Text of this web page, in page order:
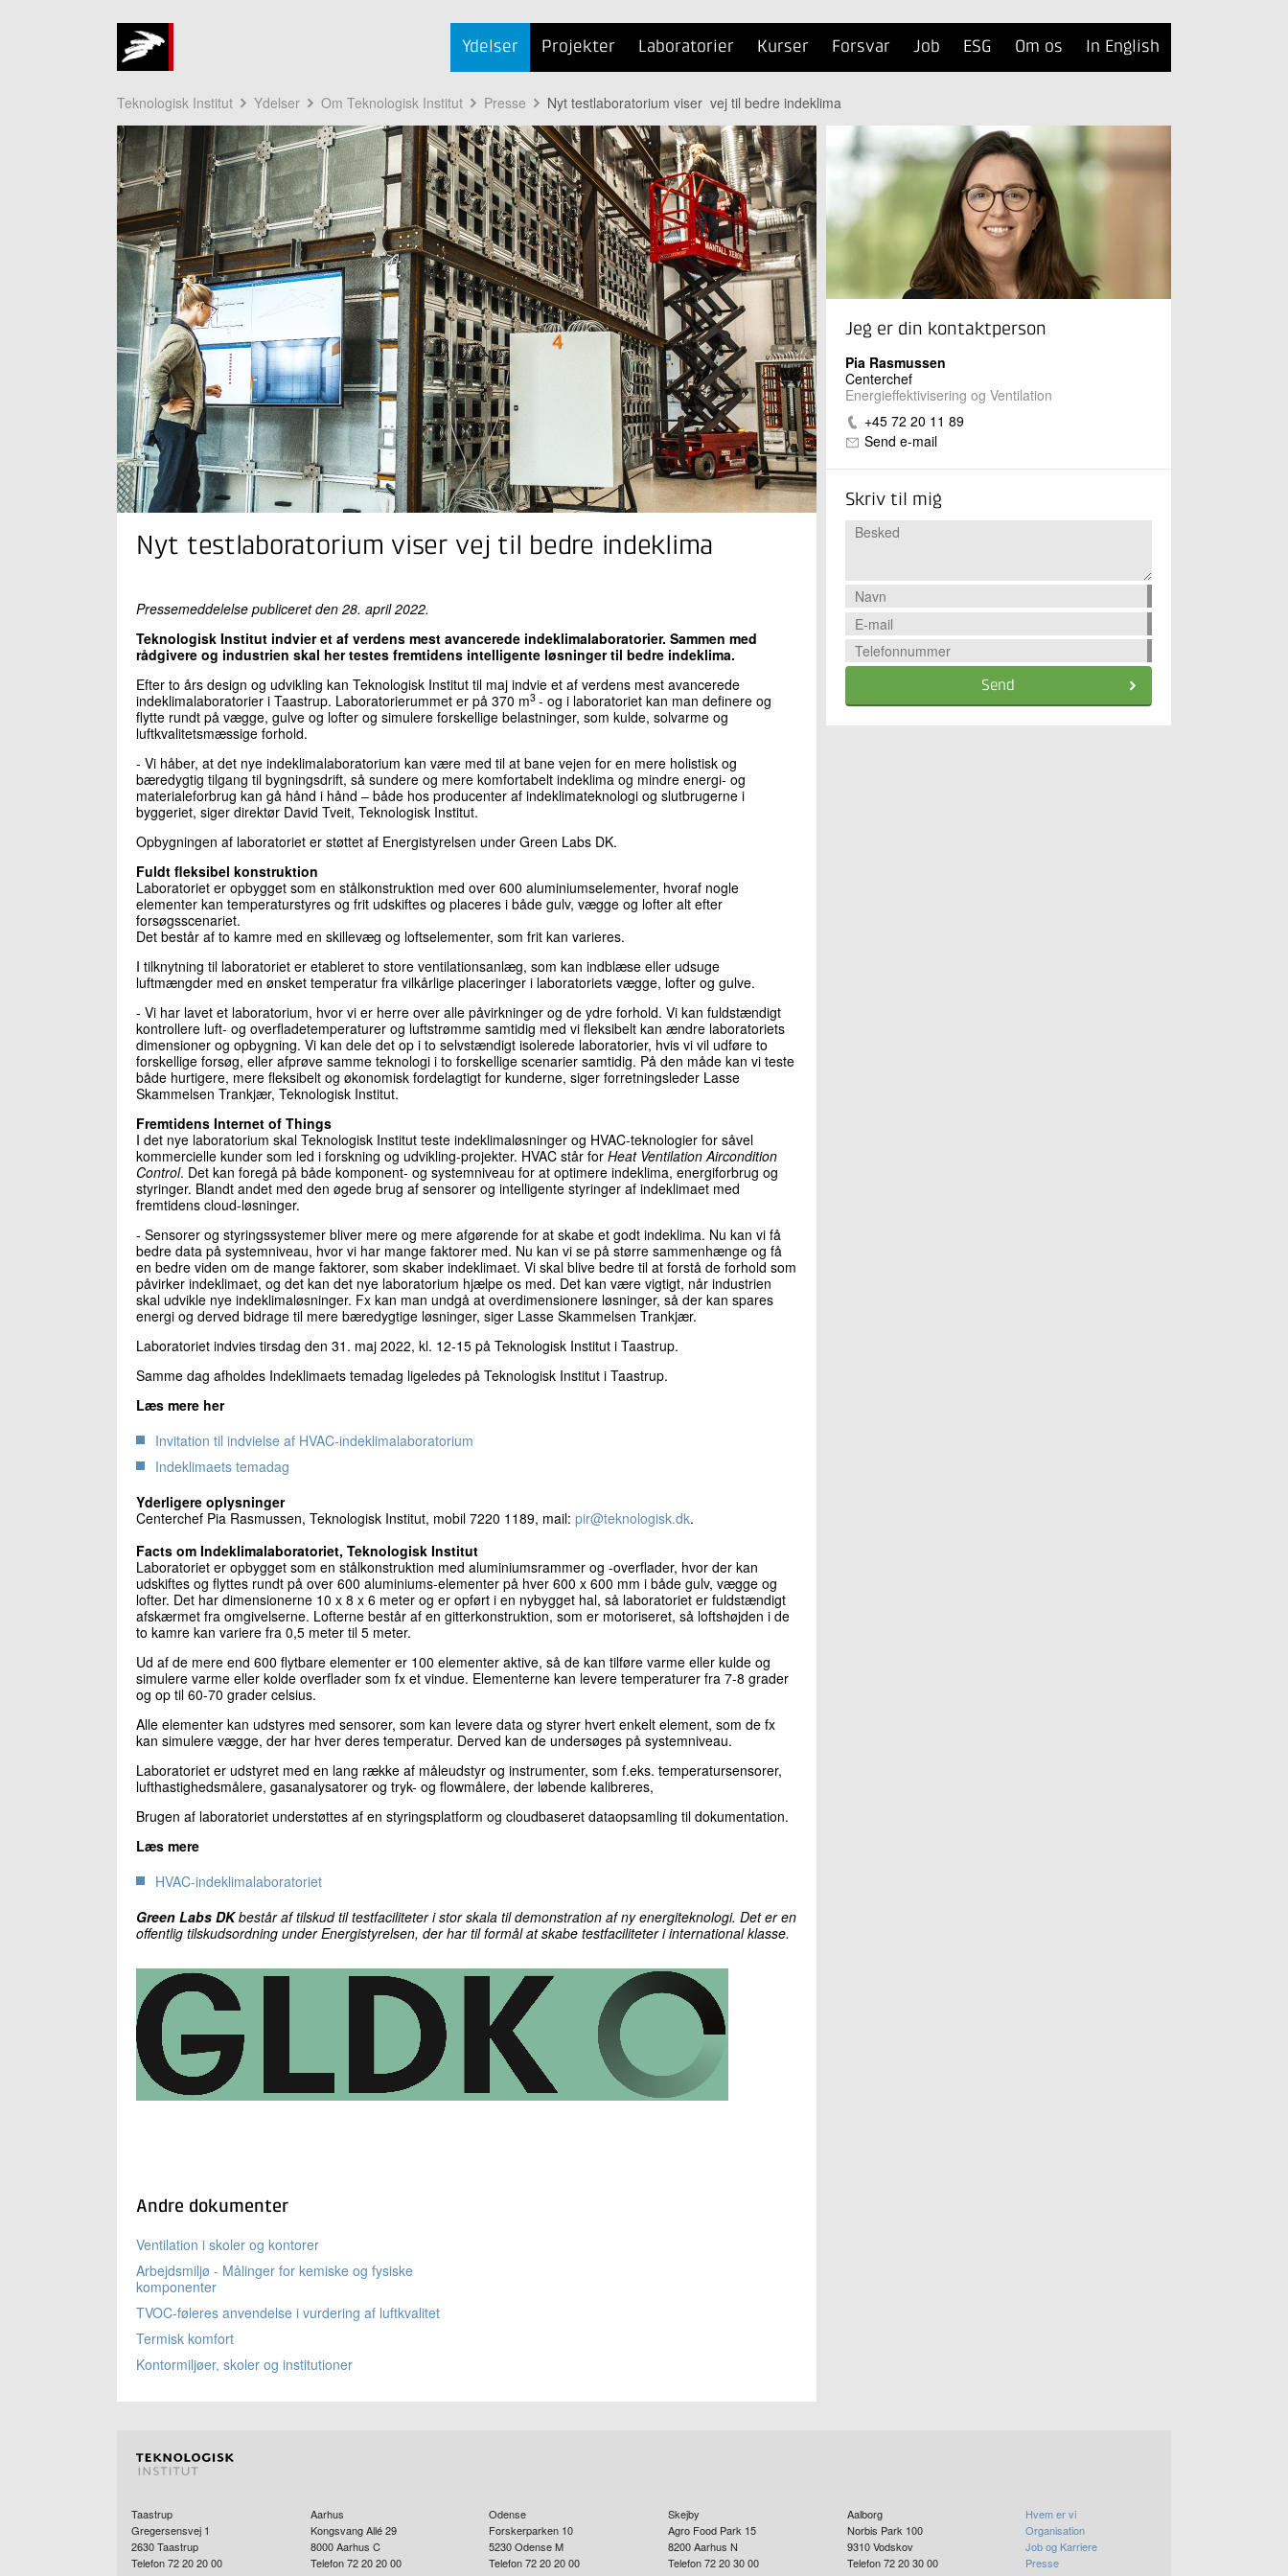
Ydelser Projekter Laboratorier Kurser Forsvar Job ESG Om os In English
Teknologisk Institut Ydelser Om Teknologisk Institut Presse Nyt testlaboratorium viser vej til bedre indeklima
Nyt testlaboratorium viser vej til bedre indeklima
Pressemeddelelse publiceret den 28. april 2022.
Teknologisk Institut indvier et af verdens mest avancerede indeklimalaboratorier. Sammen med
rådgivere og industrien skal her testes fremtidens intelligente løsninger til bedre indeklima.
Efter to års design og udvikling kan Teknologisk Institut til maj indvie et af verdens mest avancerede
indeklimalaboratorier i Taastrup. Laboratorierummet er på 370 m3 - og i laboratoriet kan man definere og
flytte rundt på vægge, gulve og lofter og simulere forskellige belastninger, som kulde, solvarme og
luftkvalitetsmæssige forhold.
- Vi håber, at det nye indeklimalaboratorium kan være med til at bane vejen for en mere holistisk og
bæredygtig tilgang til bygningsdrift, så sundere og mere komfortabelt indeklima og mindre energi- og
materialeforbrug kan gå hånd i hånd – både hos producenter af indeklimateknologi og slutbrugerne i
byggeriet, siger direktør David Tveit, Teknologisk Institut.
Opbygningen af laboratoriet er støttet af Energistyrelsen under Green Labs DK.
Fuldt fleksibel konstruktion
Laboratoriet er opbygget som en stålkonstruktion med over 600 aluminiumselementer, hvoraf nogle
elementer kan temperaturstyres og frit udskiftes og placeres i både gulv, vægge og lofter alt efter
forsøgsscenariet.
Det består af to kamre med en skillevæg og loftselementer, som frit kan varieres.
I tilknytning til laboratoriet er etableret to store ventilationsanlæg, som kan indblæse eller udsuge
luftmængder med en ønsket temperatur fra vilkårlige placeringer i laboratoriets vægge, lofter og gulve.
- Vi har lavet et laboratorium, hvor vi er herre over alle påvirkninger og de ydre forhold. Vi kan fuldstændigt
kontrollere luft- og overfladetemperaturer og luftstrømme samtidig med vi fleksibelt kan ændre laboratoriets
dimensioner og opbygning. Vi kan dele det op i to selvstændigt isolerede laboratorier, hvis vi vil udføre to
forskellige forsøg, eller afprøve samme teknologi i to forskellige scenarier samtidig. På den måde kan vi teste
både hurtigere, mere fleksibelt og økonomisk fordelagtigt for kunderne, siger forretningsleder Lasse
Skammelsen Trankjær, Teknologisk Institut.
Fremtidens Internet of Things
I det nye laboratorium skal Teknologisk Institut teste indeklimaløsninger og HVAC-teknologier for såvel
kommercielle kunder som led i forskning og udvikling-projekter. HVAC står for Heat Ventilation Aircondition
Control. Det kan foregå på både komponent- og systemniveau for at optimere indeklima, energiforbrug og
styringer. Blandt andet med den øgede brug af sensorer og intelligente styringer af indeklimaet med
fremtidens cloud-løsninger.
- Sensorer og styringssystemer bliver mere og mere afgørende for at skabe et godt indeklima. Nu kan vi få
bedre data på systemniveau, hvor vi har mange faktorer med. Nu kan vi se på større sammenhænge og få
en bedre viden om de mange faktorer, som skaber indeklimaet. Vi skal blive bedre til at forstå de forhold som
påvirker indeklimaet, og det kan det nye laboratorium hjælpe os med. Det kan være vigtigt, når industrien
skal udvikle nye indeklimaløsninger. Fx kan man undgå at overdimensionere løsninger, så der kan spares
energi og derved bidrage til mere bæredygtige løsninger, siger Lasse Skammelsen Trankjær.
Laboratoriet indvies tirsdag den 31. maj 2022, kl. 12-15 på Teknologisk Institut i Taastrup.
Samme dag afholdes Indeklimaets temadag ligeledes på Teknologisk Institut i Taastrup.
Læs mere her
Invitation til indvielse af HVAC-indeklimalaboratorium
Indeklimaets temadag
Yderligere oplysninger
Centerchef Pia Rasmussen, Teknologisk Institut, mobil 7220 1189, mail: pir@teknologisk.dk.
Facts om Indeklimalaboratoriet, Teknologisk Institut
Laboratoriet er opbygget som en stålkonstruktion med aluminiumsrammer og -overflader, hvor der kan
udskiftes og flyttes rundt på over 600 aluminiums-elementer på hver 600 x 600 mm i både gulv, vægge og
lofter. Det har dimensionerne 10 x 8 x 6 meter og er opført i en nybygget hal, så laboratoriet er fuldstændigt
afskærmet fra omgivelserne. Lofterne består af en gitterkonstruktion, som er motoriseret, så loftshøjden i de
to kamre kan variere fra 0,5 meter til 5 meter.
Ud af de mere end 600 flytbare elementer er 100 elementer aktive, så de kan tilføre varme eller kulde og
simulere varme eller kolde overflader som fx et vindue. Elementerne kan levere temperaturer fra 7-8 grader
og op til 60-70 grader celsius.
Alle elementer kan udstyres med sensorer, som kan levere data og styrer hvert enkelt element, som de fx
kan simulere vægge, der har hver deres temperatur. Derved kan de undersøges på systemniveau.
Laboratoriet er udstyret med en lang række af måleudstyr og instrumenter, som f.eks. temperatursensorer,
lufthastighedsmålere, gasanalysatorer og tryk- og flowmålere, der løbende kalibreres,
Brugen af laboratoriet understøttes af en styringsplatform og cloudbaseret dataopsamling til dokumentation.
Læs mere
HVAC-indeklimalaboratoriet
Green Labs DKbestår af tilskud til testfaciliteter i stor skala til demonstration af ny energiteknologi. Det er en
offentlig tilskudsordning under Energistyrelsen, der har til formål at skabe testfaciliteter i international klasse.
Andre dokumenter
Ventilation i skoler og kontorer
Arbejdsmiljø - Målinger for kemiske og fysiske
komponenter
TVOC-føleres anvendelse i vurdering af luftkvalitet
Termisk komfort
Kontormiljøer, skoler og institutioner
Jeg er din kontaktperson
Pia Rasmussen
Centerchef
Energieffektivisering og Ventilation
+45 72 20 11 89
Send e-mail
Skriv til mig
Send
Taastrup
Gregersensvej 1
2630Taastrup
Telefon 72 20 20 00
Aarhus
Kongsvang Allé 29
8000 Aarhus C
Telefon 72 20 20 00
Odense
Forskerparken 10
5230 Odense M
Telefon 72 20 20 00
Skejby
Agro Food Park 15
8200Aarhus N
Telefon 72 20 30 00
Aalborg
Norbis Park 100
9310 Vodskov
Telefon 72 20 30 00
Hvem er vi
Organisation
Job og Karriere
Presse